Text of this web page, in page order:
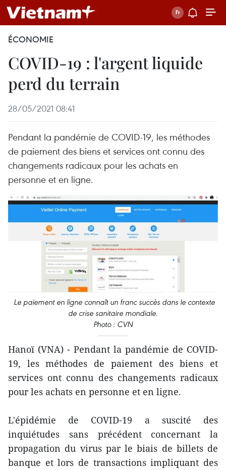
ÉCONOMIE
COVID-19 : l'argent liquide
perd du terrain
28/05/2021 08:41
Pendant la pandémie de COVID-19, les méthodes
de paiement des biens et services ont connu des
changements radicaux pour les achats en
personne et en ligne.
Le paiement en ligne connaît un franc succès dans le contexte
de crise sanitaire mondiale.
Photo : CVN
Hanoï (VNA) - Pendant la pandémie de COVID-
19, les méthodes de paiement des biens et
services ont connu des changements radicaux
pour les achats en personne et en ligne.
L'épidémie de COVID-19 a suscité des
inquiétudes sans précédent concernant la
propagation du virus par le biais de billets de
banque et lors de transactions impliquant des